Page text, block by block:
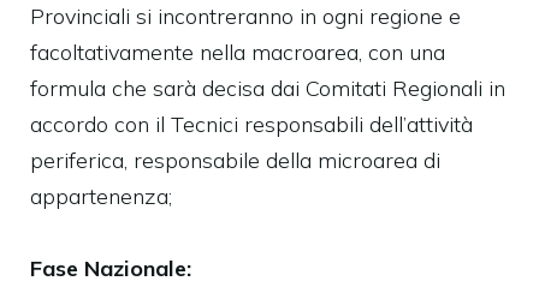
Provinciali si incontreranno in ogni regione e
facoltativamente nella macroarea, con una
formula che sarà decisa dai Comitati Regionali in
accordo con il Tecnici responsabili dell’attività
periferica, responsabile della microarea di
appartenenza;
Fase Nazionale: